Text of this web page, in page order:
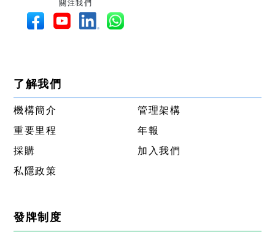
關注我們
了解我們
機構簡介
管理架構
重要里程
年報
採購
加入我們
私隱政策
發牌制度